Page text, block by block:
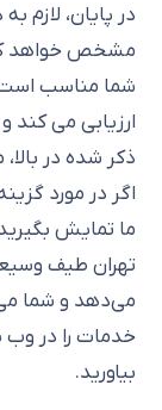
در پایان، لازم
مشخص خواهد
شما مناسب است
ارزیابی می
ذکر شده در
اگر در مورد
ما تمایش
تهران طیف
می‌دهد و شما می
خدمات را در
بیاورید.